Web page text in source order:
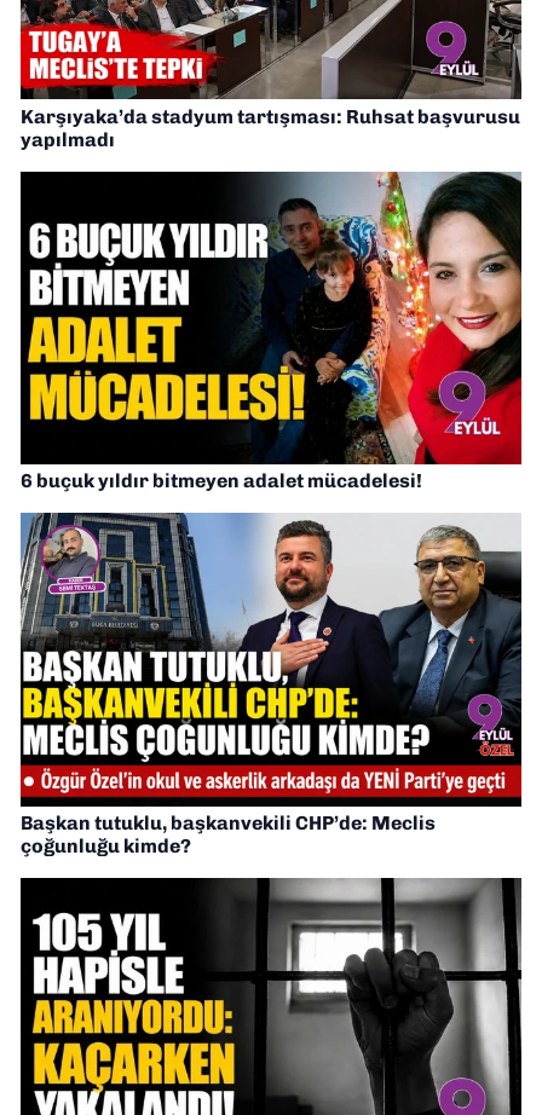
Karşıyaka’da stadyum tartışması: Ruhsat başvurusu
yapılmadı
6 buçuk yıldır bitmeyen adalet mücadelesi!
Başkan tutuklu, başkanvekili CHP’de: Meclis
çoğunluğu kimde?